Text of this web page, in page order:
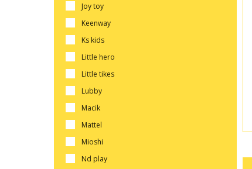
joy toy
keenway
ks kids
little hero
little tikes
lubby
macik
mattel
mioshi
nd play